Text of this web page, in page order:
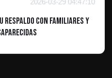
2026-03-29 04:47:10
respaldo con familiares y